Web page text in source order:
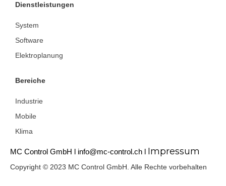
Dienstleistungen
System
Software
Elektroplanung
Bereiche
Industrie
Mobile
Klima
MC Control GmbH l info@mc-control.ch l Impressum
Copyright © 2023 MC Control GmbH. Alle Rechte vorbehalten